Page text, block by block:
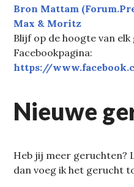
Bron Mattam
Max & Moritz
Blijf op de hoogte van
Facebookpagina:
https://
Nieuwe
Heb jij meer geruchten?
dan voeg ik het gerucht